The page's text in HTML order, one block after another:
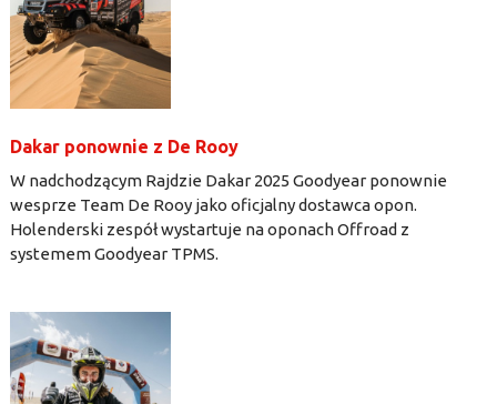
Dakar ponownie z De Rooy
W nadchodzącym Rajdzie Dakar 2025 Goodyear ponownie
wesprze Team De Rooy jako oficjalny dostawca opon.
Holenderski zespół wystartuje na oponach Offroad z
systemem Goodyear TPMS.